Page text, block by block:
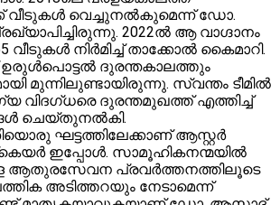
വീടുകൾ വെച്ചുനൽകുമെന്ന് ഡോ.
2022ൽ ആ വാഗ്ദാനം
വീടുകൾ നിർമിച്ച് താക്കോൽ കൈമാറി.
ഉരുൾപൊട്ടൽ ദുരന്തകാലത്തും
മുന്നിലുണ്ടായിരുന്നു. സ്വന്തം ടീമിൽ
വിദഗ്ധരെ ദുരന്തമുഖത്ത് എത്തിച്ച്
ചെയ്തുനൽകി.
ഘട്ടത്തിലേക്കാണ് ആസ്റ്റർ
ഇപ്പോൾ. സാമൂഹികനന്മയിൽ
ആതുരസേവന പ്രവർത്തനത്തിലൂടെ
അടിത്തറയും നേടാമെന്ന്